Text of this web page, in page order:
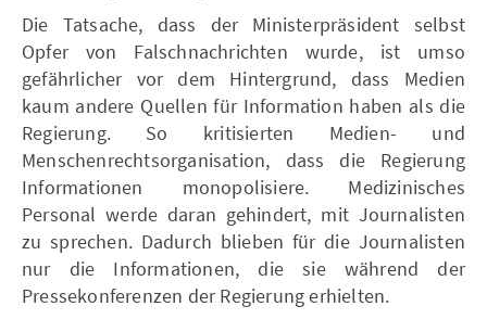
Die Tatsache, dass der Ministerpräsident selbst
Opfer von Falschnachrichten wurde, ist umso
gefährlicher vor dem Hintergrund, dass Medien
kaum andere Quellen für Information haben als die
Regierung. So kritisierten Medien- und
Menschenrechtsorganisation, dass die Regierung
Informationen monopolisiere. Medizinisches
Personal werde daran gehindert, mit Journalisten
zu sprechen. Dadurch blieben für die Journalisten
nur die Informationen, die sie während der
Pressekonferenzen der Regierung erhielten.